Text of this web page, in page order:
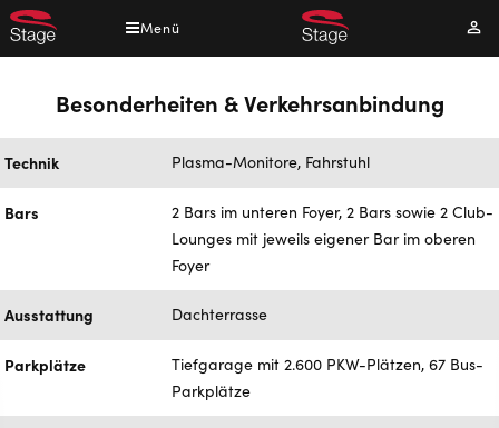
Direkt
zum
Menü
Besonderheiten & Verkehrsanbindung
Technik Plasma-Monitore, Fahrstuhl
Bars
2 Bars im unteren Foyer, 2 Bars sowie 2 Club-
Lounges mit jeweils eigener Bar im oberen
Foyer
Ausstattung Dachterrasse
Parkplätze
Tiefgarage mit 2.600 PKW-Plätzen, 67 Bus-
Parkplätze